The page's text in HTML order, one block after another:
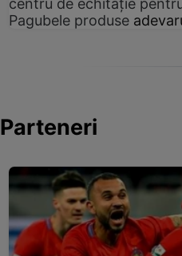
centru de echitație
Pagubele produse
Parteneri